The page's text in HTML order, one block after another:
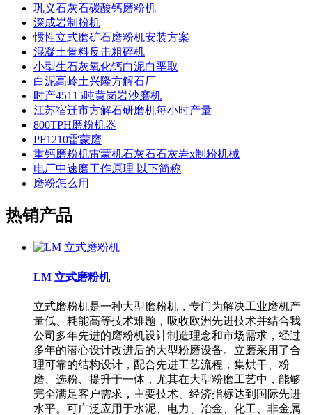
巩义石灰石碳酸钙磨粉机
深成岩制粉机
惯性立式磨矿石磨粉机安装方案
混凝土骨料反击粗碎机
小型生石灰氧化钙白泥白垩取
白泥高岭土兴隆方解石厂
时产45115吨黄岗岩沙磨机
江苏宿迁市方解石研磨机每小时产量
800TPH磨粉机器
PF1210雷蒙磨
重钙磨粉机雷蒙机石灰石石灰岩x制粉机械
电厂中速磨工作原理 以下简称
磨粉怎么用
热销产品
LM 立式磨粉机
立式磨粉机是一种大型磨粉机，专门为解决工业磨机产
量低、耗能高等技术难题，吸收欧洲先进技术并结合我
公司多年先进的磨粉机设计制造理念和市场需求，经过
多年的潜心设计改进后的大型粉磨设备。立磨采用了合
理可靠的结构设计，配合先进工艺流程，集烘干、粉
磨、选粉、提升于一体，尤其在大型粉磨工艺中，能够
完全满足客户需求，主要技术、经济指标达到国际先进
水平。可广泛应用于水泥、电力、冶金、化工、非金属